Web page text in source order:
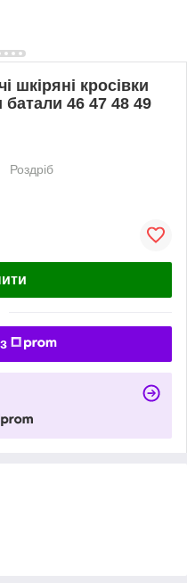
шкіряні кросівки
батали 46 47 48 49
Роздріб